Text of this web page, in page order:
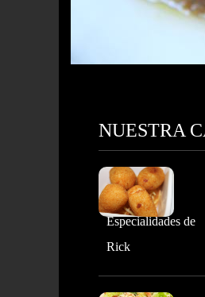
NUESTRA
Especialidades de
Rick